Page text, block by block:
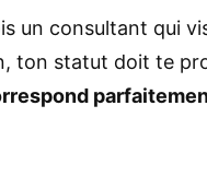
un consultant qui
ton statut doit te